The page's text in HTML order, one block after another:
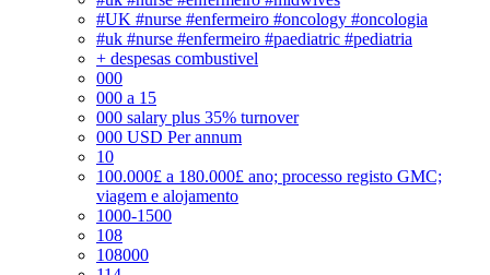
#UK #nurse #enfermeiro #oncology #oncologia
#uk #nurse #enfermeiro #paediatric #pediatria
+ despesas combustivel
000
000 a 15
000 salary plus 35% turnover
000 USD Per annum
10
100.000£ a 180.000£ ano; processo registo GMC;
viagem e alojamento
1000-1500
108
108000